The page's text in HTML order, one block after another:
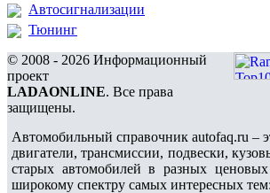
Автосигнализации
Тюнинг
© 2008 - 2026 Информационный
проект
LADAONLINE. Все права
защищены.
Автомобильный справочник autofaq.ru –
двигатели, трансмиссии, подвески,
старых автомобилей в разных
широкому спектру самых интересных